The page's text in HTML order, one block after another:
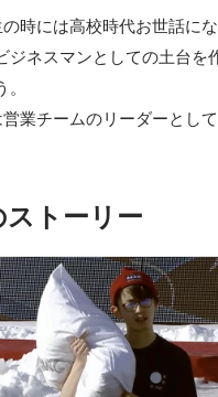
時には高校時代お世話に
ジネスマンとしての土台
業チームのリーダーとし
ストーリー